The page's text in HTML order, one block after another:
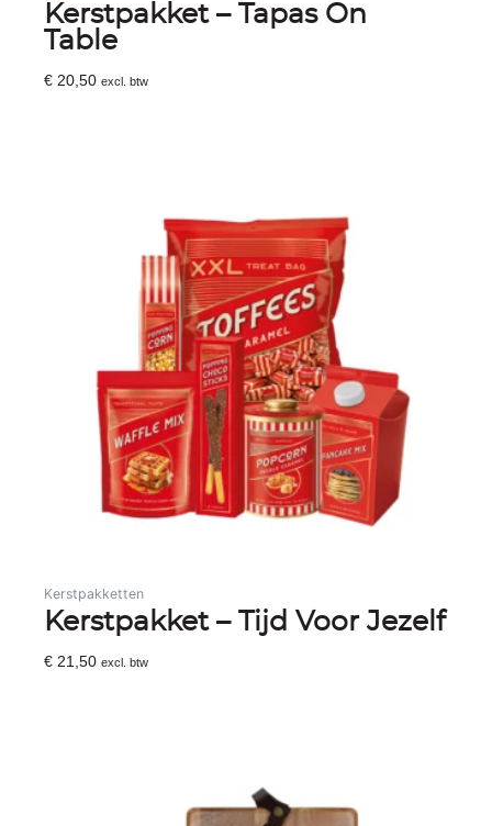
Kerstpakket – Tapas On
Table
€ 20,50 excl. btw
Kerstpakketten
Kerstpakket – Tijd Voor Jezelf
€ 21,50 excl. btw